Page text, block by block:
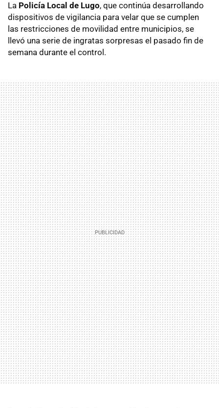
La Policía Local de Lugo, que continúa desarrollando
dispositivos de vigilancia para velar que se cumplen
las restricciones de movilidad entre municipios, se
llevó una serie de ingratas sorpresas el pasado fin de
semana durante el control.